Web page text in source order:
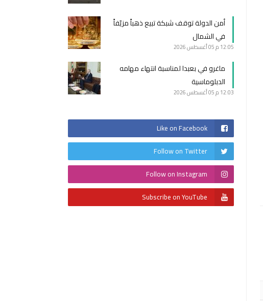
أمن الدولة توقف شبكة تبيع ذهباً مزيّفاً
في الشمال
12:05 م 05 أغسطس 2026
ماغرو في بعبدا لمناسبة انتهاء مهامه
الدبلوماسية
12:03 م 05 أغسطس 2026
Like on Facebook
Follow on Twitter
Follow on Instagram
Subscribe on YouTube